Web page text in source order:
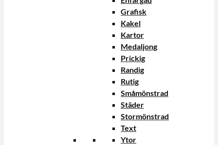
Grafisk
Kakel
Kartor
Medaljong
Prickig
Randig
Rutig
Småmönstrad
Städer
Stormönstrad
Text
Ytor